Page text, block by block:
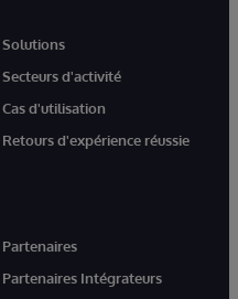
Solutions
Secteurs d'activité
Cas d'utilisation
Retours d'expérience réussie
Partenaires
Partenaires Intégrateurs